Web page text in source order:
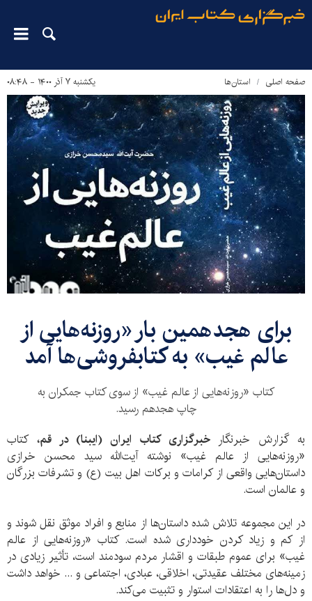
صفحه اصلی استان‌ها یکشنبه ۷ آذر ۱۴۰۰ - ۰۸:۴۸
برای هجدهمین بار «روزنه‌هایی از
عالم غیب» به کتابفروشی‌ها آمد
کتاب «روزنه‌هایی از عالم غیب» از سوی کتاب جمکران به
چاپ هجدهم رسید.
به گزارش خبرنگارخبرگزاری کتاب ایران (ایبنا) در قم، کتاب
«روزنه‌هایی از عالم غیب» نوشته آیت‌الله سید محسن خرازی
داستان‌هایی واقعی از کرامات و برکات اهل‌ بیت (ع) و تشرفات بزرگان
و عالمان است.
در این مجموعه تلاش شده داستان‌ها از منابع و افراد موثق نقل شوند و
از کم و زیاد کردن خودداری شده است. کتاب «روزنه‌هایی از عالم
غیب» برای عموم طبقات و اقشار مردم سودمند است، تأثیر زیادی در
زمینه‌های مختلف عقیدتی، اخلاقی، عبادی، اجتماعی و ... خواهد داشت
و دل‌ها را به اعتقادات استوار و تثبیت می‌کند.